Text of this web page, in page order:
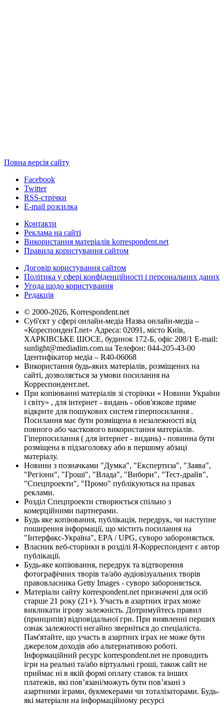
Повна версія сайту
Facebook
Twitter
RSS-стрічки
E-mail розсилка
Контакти
Реклама на сайті
Використання матеріалів korrespondent.net
Правила користування сайтом
Договір користування сайтом
Політика у сфері конфіденційності і персональних даних
Угода щодо користування
Редакція
© 2000-2026, Korrespondent.net
Суб'єкт у сфері онлайн-медіа Назва онлайн-медіа –
«КореспонденТ.net» Адреса: 02091, місто Київ,
ХАРКІВСЬКЕ ШОСЕ, будинок 172-Б, офіс 208/1 E-mail:
sunlight@mediadim.com.ua Телефон: 044-205-43-00
Ідентифікатор медіа – R40-06068
Використання будь-яких матеріалів, розміщених на
сайті, дозволяється за умови посилання на
Корреспондент.net.
При копіюванні матеріалів зі сторінки « Новини України
і світу» , для інтернет - видань - обов'язкове пряме
відкрите для пошукових систем гіперпосилання .
Посилання має бути розміщена в незалежності від
повного або часткового використання матеріалів.
Гіперпосилання ( для інтернет - видань) - повинна бути
розміщена в підзаголовку або в першому абзаці
матеріалу.
Новини з позначками "Думка", "Експертиза", "Заява",
"Регіони", "Гроші", "Влада", "Вибори", "Тест-драйв",
"Спецпроекти", "Промо" публікуються на правах
реклами.
Розділ Спецпроекти створюється спільно з
комерційними партнерами.
Будь яке копіювання, публікація, передрук, чи наступне
поширення інформації, що містить посилання на
"Інтерфакс-Україна", EPA / UPG, суворо забороняється.
Власник веб-сторінки в розділі Я-Корреспондент є автор
публікації.
Будь-яке копіювання, передрук та відтворення
фотографічних творів та/або аудіовізуальних творів
правовласника Getty Images - суворо забороняється.
Матеріали сайту korrespondent.net призначені для осіб
старше 21 року (21+). Участь в азартних іграх може
викликати ігрову залежність. Дотримуйтесь правил
(принципів) відповідальної гри. При виявленні перших
ознак залежності негайно зверніться до спеціаліста.
Пам'ятайте, що участь в азартних іграх не може бути
джерелом доходів або альтернативою роботі.
Інформаційний ресурс korrespondent.net не проводить
ігри на реальні та/або віртуальні гроші, також сайт не
приймає ні в якій формі оплату ставок та інших
платежів, які пов’язані/можуть бути пов’язані з
азартними іграми, букмекерами чи тоталізаторами. Будь-
які матеріали на інформаційному ресурсі